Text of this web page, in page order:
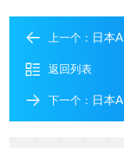
上一个： 日本
返回列表
下一个： 日本